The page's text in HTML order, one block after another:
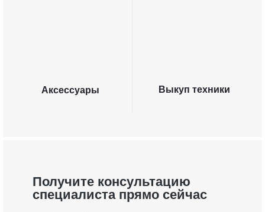
Аксессуары Выкуп техники
Получите консультацию
специалиста прямо сейчас